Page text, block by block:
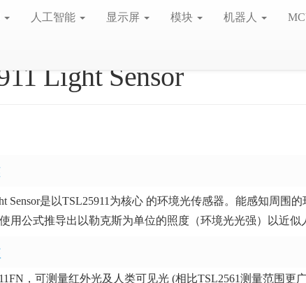
人工智能 显示屏 模块 机器人
Light Sensor
Sensor是以TSL25911为核心 的环境光传感器。能感知周围
用公式推导出以勒克斯为单位的照度（环境光光强）以近似
，可测量红外光及人类可见光 (相比TSL2561测量范围更